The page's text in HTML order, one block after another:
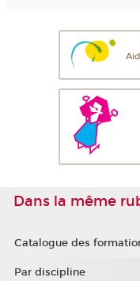
Dans la même
Catalogue des
Par discipline